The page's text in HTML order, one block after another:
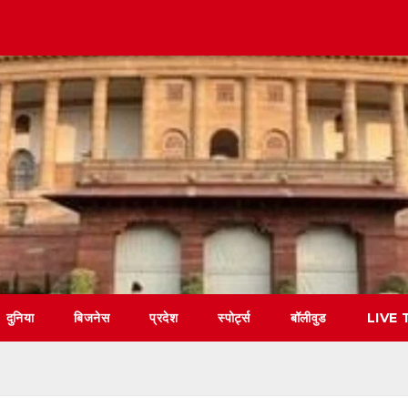
दुनिया बिजनेस प्रदेश स्पोर्ट्स बॉलीवुड LIVE